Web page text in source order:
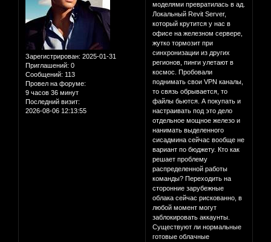
Зарегистрирован: 2025-01-31
Приглашений: 0
Сообщений: 113
Провел на форуме:
9 часов 36 минут
Последний визит:
2026-08-06 12:13:55
моделями превратилась в ад.
Локальный Revit Server,
который крутится у нас в
офисе на железном сервере,
жутко тормозит при
синхронизации из других
регионов, пинги улетают в
космос. Пробовали
поднимать свои VPN каналы,
то связь обрывается, то
файлы бьются. А покупать и
настраивать под это дело
отдельное мощное железо и
нанимать выделенного
сисадмина сейчас вообще не
вариант по бюджету. Кто как
решает проблему
распределенной работы
команды? Переходить на
сторонние зарубежные
облака сейчас рискованно, в
любой момент могут
заблокировать аккаунты.
Существуют ли нормальные
готовые облачные